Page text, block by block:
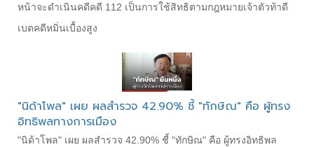
หน้าจะดำเนินคดีคดี 112 เป็นการใช้สิทธิตามกฎหมายเจ้าตัวท้าดี
เบตคดีหมิ่นเบื้องสูง
"นิด้าโพล" เผย ผลสำรวจ 42.90% ชี้ "ทักษิณ" คือ ผู้ทรง
อิทธิพลทางการเมือง
"นิด้าโพล" เผย ผลสำรวจ 42.90% ชี้ "ทักษิณ" คือ ผู้ทรงอิทธิพล